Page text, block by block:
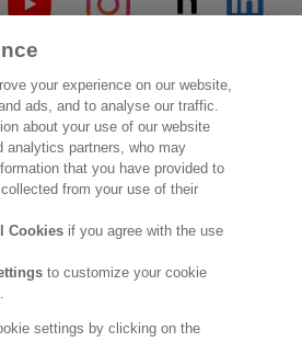
花王について
イノベーション
投資家情報
採用情報
リティ 個人情報保護方針
your experience on our website,
ads, and to analyse our traffic.
about your use of our website
analytics partners, who may
that you have provided to
from your use of their
Cookies if you agree with the use
to customize your cookie
settings by clicking on the